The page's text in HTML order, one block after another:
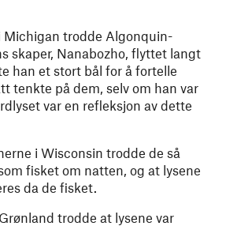
Michigan trodde Algonquin-
skaper, Nanabozho, flyttet langt
han et stort bål for å fortelle
tenkte på dem, selv om han var
var en refleksjon av dette
i Wisconsin trodde de så
fisket om natten, og at lysene
da de fisket.
trodde at lysene var